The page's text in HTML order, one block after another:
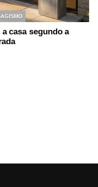
casa segundo a